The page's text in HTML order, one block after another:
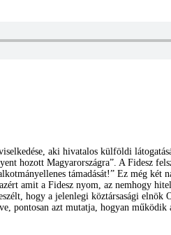
aki hivatalos külföldi
hozott Magyarországra”. A Fidesz
támadását!” Ez még
amit a Fidesz nyom, az nemhogy
hogy a jelenlegi köztársasági elnök
azt mutatja, hogyan működik